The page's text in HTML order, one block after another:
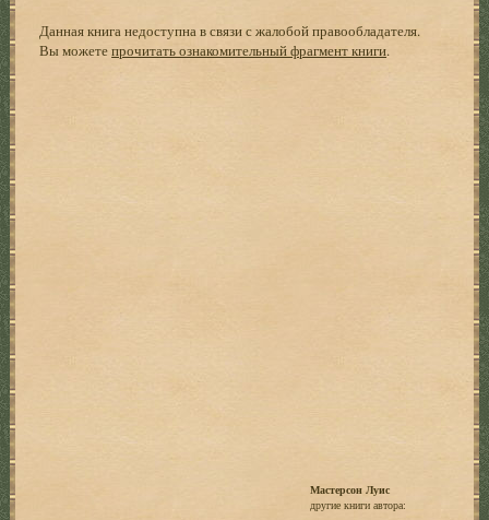
Данная книга недоступна в связи с жалобой правообладателя.
Вы можетепрочитать ознакомительный фрагмент книги.
Мастерсон Луис
другие книги автора: